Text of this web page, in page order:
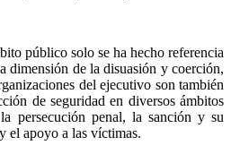
público solo se ha hecho referencia
dimensión de la disuasión y coerción,
del ejecutivo son también
de seguridad en diversos ámbitos
persecución penal, la sanción y su
el apoyo a las víctimas.